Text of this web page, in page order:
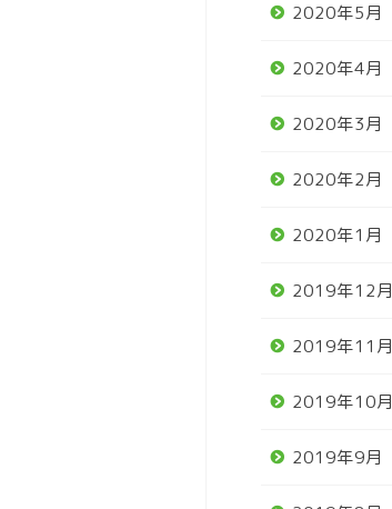
2020年5月
2020年4月
2020年3月
2020年2月
2020年1月
2019年12月
2019年11月
2019年10月
2019年9月